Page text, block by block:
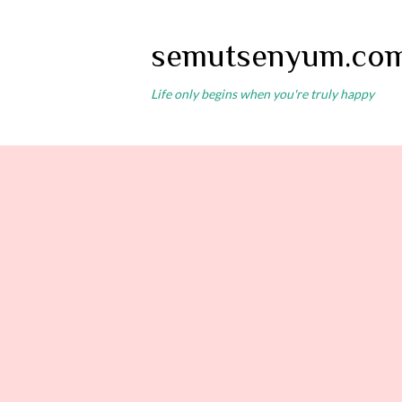
Life only begins when you're truly happy